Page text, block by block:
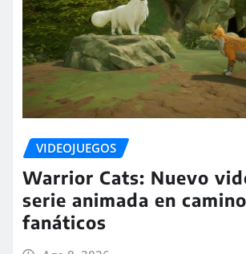
VIDEOJUEGOS
Warrior Cats: Nuevo
serie animada en
fanáticos